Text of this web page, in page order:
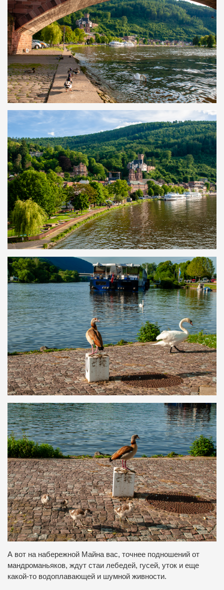
А вот на набережной Майна вас, точнее подношений от
мандроманьяков, ждут стаи лебедей, гусей, уток и еще
какой-то водоплавающей и шумной живности.